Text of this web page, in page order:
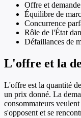
Offre et
Équilibre de
Concurrence
Rôle de l'État
Défaillances de
L'offre et la
L'offre est la quantité
un prix donné. La
consommateurs
s'opposent et se